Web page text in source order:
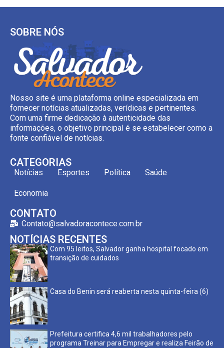
SOBRE NÓS
Nosso site é uma plataforma online especializada em
fornecer notícias atualizadas, verídicas e pertinentes.
Com uma firme dedicação à autenticidade das
informações, o objetivo principal é se estabelecer como a
fonte confiável de notícias.
CATEGORIAS
Notícias Esportes Política Saúde
Economia
CONTATO
Contato@salvadoracontece.com.br
NOTÍCIAS RECENTES
Com 95 leitos, Salvador ganha hospital focado em
transição de cuidados
Casa do Benin será reaberta nesta quinta-feira (6)
Prefeitura certifica 4,6 mil trabalhadores pelo
programa Treinar para Empregar e realiza Feirão de